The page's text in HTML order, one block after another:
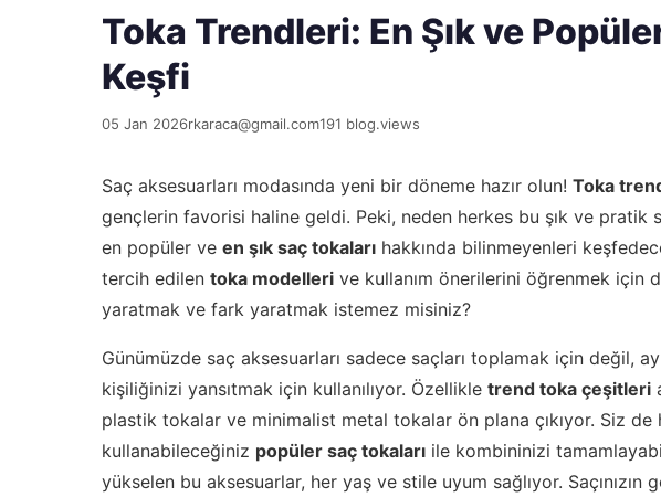
Toka Trendleri: En Şık ve
Keşfi
05 Jan 2026rkaraca@gmail.com191 blog.views
Saç aksesuarları modasında yeni bir döneme hazır olun! Toka
gençlerin favorisi haline geldi. Peki, neden herkes bu şık ve pratik
en popüler ve en şık saç tokaları hakkında bilinmeyenleri
tercih edilen toka modelleri ve kullanım önerilerini öğrenmek için
yaratmak ve fark yaratmak istemez misiniz?
Günümüzde saç aksesuarları sadece saçları toplamak için değil,
kişiliğinizi yansıtmak için kullanılıyor. Özellikle trend toka çeşitleri
plastik tokalar ve minimalist metal tokalar ön plana çıkıyor. Siz
kullanabileceğiniz popüler saç tokaları ile kombininizi
yükselen bu aksesuarlar, her yaş ve stile uyum sağlıyor.